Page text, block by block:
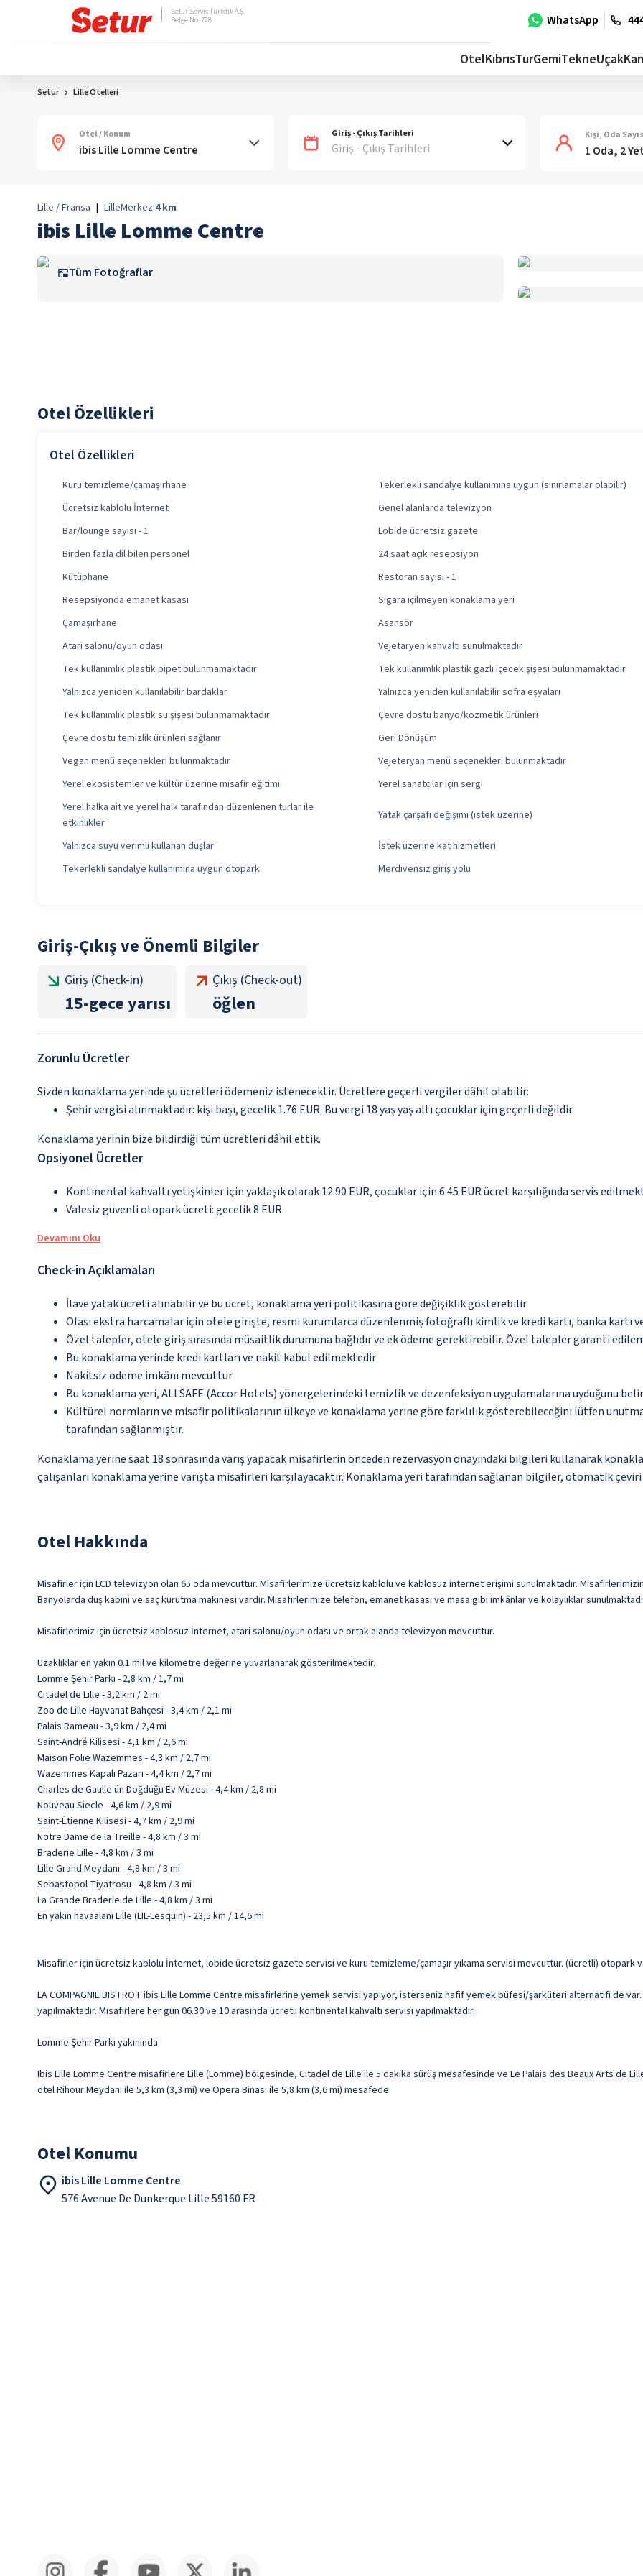
WhatsApp
Setur Servis Turistik A.Ş.
Belge No: 728
OtelKıbrısTurGemiTekneUçak
Setur Lille Otelleri
Otel / Konum Giriş - Çıkış Tarihleri
Giriş - Çıkış Tarihleri
Kişi, Oda
1 Oda, 2
Lille / Fransa | LilleMerkez:4 km
ibis Lille Lomme Centre
Tüm Fotoğraflar
Otel Özellikleri
Otel Özellikleri
Kuru temizleme/çamaşırhane Tekerlekli sandalye kullanımına uygun (sınırlamalar olabilir)
Ücretsiz kablolu İnternet
Genel alanlarda televizyon
Bar/lounge sayısı - 1
Lobide ücretsiz gazete
Birden fazla dil bilen personel
24 saat açık resepsiyon
Kütüphane
Restoran sayısı - 1
Resepsiyonda emanet kasası
Sigara içilmeyen konaklama yeri
Çamaşırhane
Asansör
Atari salonu/oyun odası
Vejetaryen kahvaltı sunulmaktadır
Tek kullanımlık plastik pipet bulunmamaktadır
Tek kullanımlık plastik gazlı içecek şişesi bulunmamaktadır
Yalnızca yeniden kullanılabilir bardaklar
Yalnızca yeniden kullanılabilir sofra eşyaları
Tek kullanımlık plastik su şişesi bulunmamaktadır
Çevre dostu banyo/kozmetik ürünleri
Çevre dostu temizlik ürünleri sağlanır
Geri Dönüşüm
Vegan menü seçenekleri bulunmaktadır
Vejeteryan menü seçenekleri bulunmaktadır
Yerel ekosistemler ve kültür üzerine misafir eğitimi
Yerel sanatçılar için sergi
Yerel halka ait ve yerel halk tarafından düzenlenen turlar ile
etkinlikler
Yatak çarşafı değişimi (istek üzerine)
Yalnızca suyu verimli kullanan duşlar İstek üzerine kat hizmetleri
Tekerlekli sandalye kullanımına uygun otopark
Merdivensiz giriş yolu
Giriş-Çıkış ve Önemli Bilgiler
Giriş (Check-in)
15-gece yarısı
Çıkış (Check-out)
öğlen
Zorunlu Ücretler
Sizden konaklama yerinde şu ücretleri ödemeniz istenecektir. Ücretlere geçerli vergiler dâhil olabilir:
Şehir vergisi alınmaktadır: kişi başı, gecelik 1.76 EUR. Bu vergi 18 yaş yaş altı çocuklar için geçerli değildir.
Konaklama yerinin bize bildirdiği tüm ücretleri dâhil ettik.
Opsiyonel Ücretler
Kontinental kahvaltı yetişkinler için yaklaşık olarak 12.90 EUR, çocuklar için 6.45 EUR ücret karşılığında servis
Valesiz güvenli otopark ücreti: gecelik 8 EUR.
Devamını Oku
Check-in Açıklamaları
İlave yatak ücreti alınabilir ve bu ücret, konaklama yeri politikasına göre değişiklik gösterebilir
Olası ekstra harcamalar için otele girişte, resmi kurumlarca düzenlenmiş fotoğraflı kimlik ve kredi kartı, banka kartı
Özel talepler, otele giriş sırasında müsaitlik durumuna bağlıdır ve ek ödeme gerektirebilir. Özel talepler garanti
Bu konaklama yerinde kredi kartları ve nakit kabul edilmektedir
Nakitsiz ödeme imkânı mevcuttur
Bu konaklama yeri, ALLSAFE (Accor Hotels) yönergelerindeki temizlik ve dezenfeksiyon uygulamalarına uyduğunu
Kültürel normların ve misafir politikalarının ülkeye ve konaklama yerine göre farklılık gösterebileceğini lütfen
tarafından sağlanmıştır.
Konaklama yerine saat 18 sonrasında varış yapacak misafirlerin önceden rezervasyon onayındaki bilgileri kullanarak
çalışanları konaklama yerine varışta misafirleri karşılayacaktır. Konaklama yeri tarafından sağlanan bilgiler, otomatik
Otel Hakkında
Misafirler için LCD televizyon olan 65 oda mevcuttur. Misafirlerimize ücretsiz kablolu ve kablosuz internet erişimi sunulmaktadır.
Banyolarda duş kabini ve saç kurutma makinesi vardır. Misafirlerimize telefon, emanet kasası ve masa gibi imkânlar ve kolaylıklar
Misafirlerimiz için ücretsiz kablosuz İnternet, atari salonu/oyun odası ve ortak alanda televizyon mevcuttur.
Uzaklıklar en yakın 0.1 mil ve kilometre değerine yuvarlanarak gösterilmektedir.
Lomme Şehir Parkı - 2,8 km / 1,7 mi
Citadel de Lille - 3,2 km / 2 mi
Zoo de Lille Hayvanat Bahçesi - 3,4 km / 2,1 mi
Palais Rameau - 3,9 km / 2,4 mi
Saint-André Kilisesi - 4,1 km / 2,6 mi
Maison Folie Wazemmes - 4,3 km / 2,7 mi
Wazemmes Kapalı Pazarı - 4,4 km / 2,7 mi
Charles de Gaulle ün Doğduğu Ev Müzesi - 4,4 km / 2,8 mi
Nouveau Siecle - 4,6 km / 2,9 mi
Saint-Étienne Kilisesi - 4,7 km / 2,9 mi
Notre Dame de la Treille - 4,8 km / 3 mi
Braderie Lille - 4,8 km / 3 mi
Lille Grand Meydanı - 4,8 km / 3 mi
Sebastopol Tiyatrosu - 4,8 km / 3 mi
La Grande Braderie de Lille - 4,8 km / 3 mi
En yakın havaalanı Lille (LIL-Lesquin) - 23,5 km / 14,6 mi
Misafirler için ücretsiz kablolu İnternet, lobide ücretsiz gazete servisi ve kuru temizleme/çamaşır yıkama servisi mevcuttur. (ücretli) otopark
LA COMPAGNIE BISTROT ibis Lille Lomme Centre misafirlerine yemek servisi yapıyor, isterseniz hafif yemek büfesi/şarküteri alternatifi de
yapılmaktadır. Misafirlere her gün 06.30 ve 10 arasında ücretli kontinental kahvaltı servisi yapılmaktadır.
Lomme Şehir Parkı yakınında
Ibis Lille Lomme Centre misafirlere Lille (Lomme) bölgesinde, Citadel de Lille ile 5 dakika sürüş mesafesinde ve Le Palais des Beaux Arts de
otel Rihour Meydanı ile 5,3 km (3,3 mi) ve Opera Binası ile 5,8 km (3,6 mi) mesafede.
Otel Konumu
ibis Lille Lomme Centre
576 Avenue De Dunkerque Lille 59160 FR